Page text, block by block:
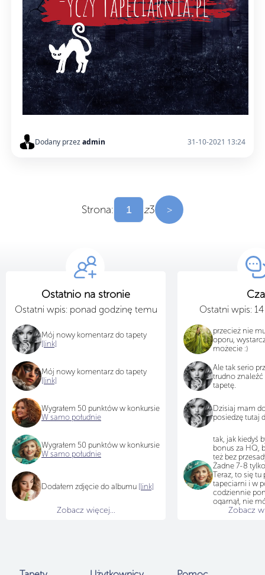
Dodany przezadmin 31-10-2021 13:24
Strona: z3 >
Ostatnio na stronie
Ostatni wpis: ponad godzinę temu
Mój nowy komentarz do tapety
[link]
Mój nowy komentarz do tapety
[link]
Wygrałem 50 punktów w konkursie
W samo południe
Wygrałem 50 punktów w konkursie
W samo południe
Dodałem zdjęcie do albumu [link]
Zobacz więcej...
Ostatni wpis:
przecież nie
oporu,
możecie :)
Ale tak serio
trudno
tapetę.
Dzisiaj mam
posiedzę tutaj
tak, jak kiedyś
bonus za HQ,
też bez
Żadne 7-8
Teraz, to się tu
tapeciarni i w
codziennie
ogarnął, nie
pracy Admina
Zobacz